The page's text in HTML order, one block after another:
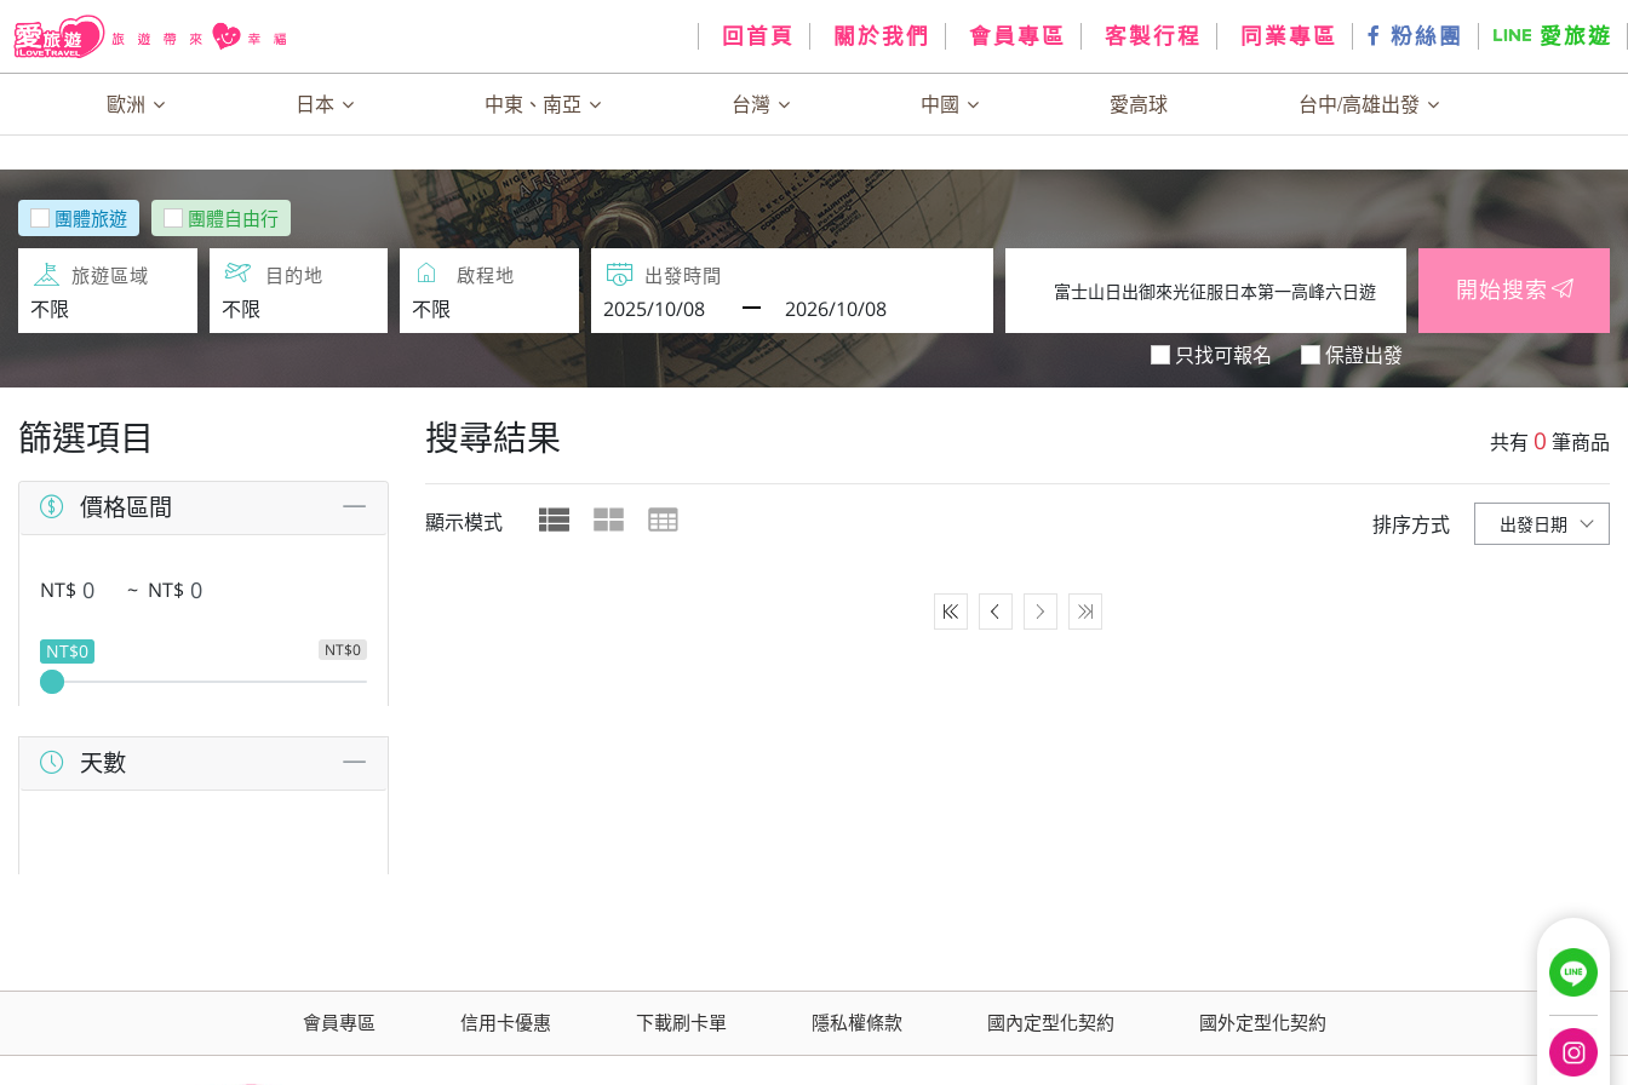
回首頁 關於我們 會員專區 客製行程 同業專區 粉絲團 愛旅遊
歐洲 日本 中東、南亞 台灣 中國 愛高球 台中/高雄出發
團體旅遊 團體自由行
旅遊區域 目的地 啟程地 出發時間
只找可報名 保證出發
開始搜索
篩選項目
價格區間
NT$ ~ NT$
NT$0
NT$0
天數
搜尋結果 共有 0 筆商品
顯示模式 排序方式
會員專區 信用卡優惠 下載刷卡單 隱私權條款 國內定型化契約 國外定型化契約